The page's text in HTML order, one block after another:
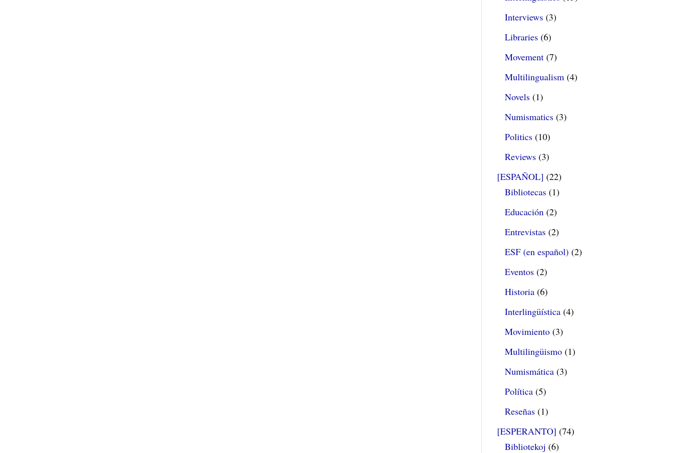
Interviews(3)
Libraries(6)
Movement(7)
Multilingualism(4)
Novels(1)
Numismatics(3)
Politics(10)
Reviews(3)
[ESPAÑOL] (22)
Bibliotecas(1)
Educación(2)
Entrevistas(2)
ESF (en español) (2)
Eventos(2)
Historia(6)
Interlingüística(4)
Movimiento(3)
Multilingüismo(1)
Numismática(3)
Política(5)
Reseñas(1)
[ESPERANTO] (74)
Bibliotekoj (6)